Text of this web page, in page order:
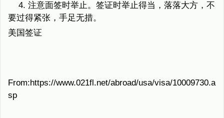
4. 注意面签时举止。签证时举止得当，落落大方，不
要过得紧张，手足无措。
美国签证
From:https://www.021fl.net/abroad/usa/visa/10009730.a
sp